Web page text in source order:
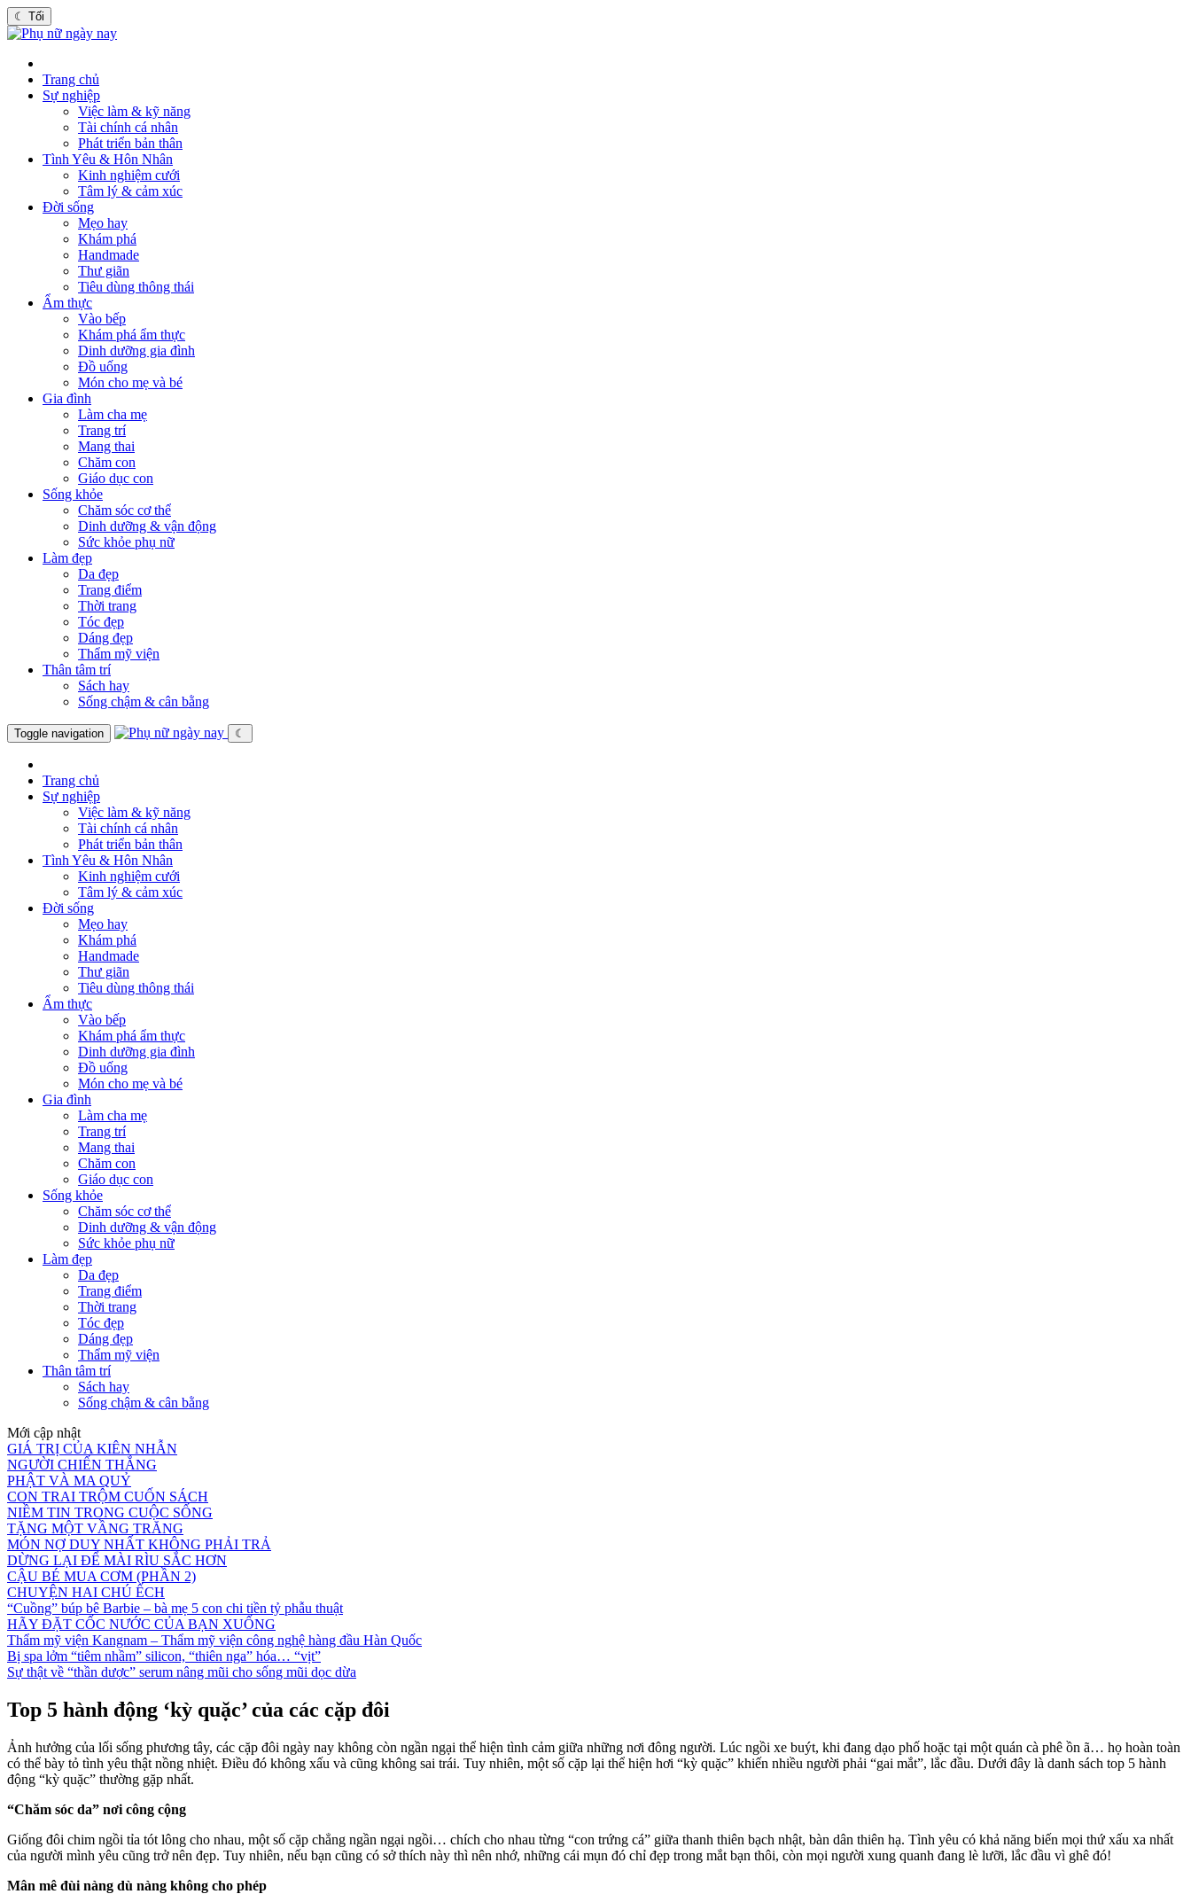
☾ Tối
Trang chủ
Sự nghiệp
Việc làm & kỹ năng
Tài chính cá nhân
Phát triển bản thân
Tình Yêu & Hôn Nhân
Kinh nghiệm cưới
Tâm lý & cảm xúc
Đời sống
Mẹo hay
Khám phá
Handmade
Thư giãn
Tiêu dùng thông thái
Ẩm thực
Vào bếp
Khám phá ẩm thực
Dinh dưỡng gia đình
Đồ uống
Món cho mẹ và bé
Gia đình
Làm cha mẹ
Trang trí
Mang thai
Chăm con
Giáo dục con
Sống khỏe
Chăm sóc cơ thể
Dinh dưỡng & vận động
Sức khỏe phụ nữ
Làm đẹp
Da đẹp
Trang điểm
Thời trang
Tóc đẹp
Dáng đẹp
Thẩm mỹ viện
Thân tâm trí
Sách hay
Sống chậm & cân bằng
Toggle navigation ☾
Trang chủ
Sự nghiệp
Việc làm & kỹ năng
Tài chính cá nhân
Phát triển bản thân
Tình Yêu & Hôn Nhân
Kinh nghiệm cưới
Tâm lý & cảm xúc
Đời sống
Mẹo hay
Khám phá
Handmade
Thư giãn
Tiêu dùng thông thái
Ẩm thực
Vào bếp
Khám phá ẩm thực
Dinh dưỡng gia đình
Đồ uống
Món cho mẹ và bé
Gia đình
Làm cha mẹ
Trang trí
Mang thai
Chăm con
Giáo dục con
Sống khỏe
Chăm sóc cơ thể
Dinh dưỡng & vận động
Sức khỏe phụ nữ
Làm đẹp
Da đẹp
Trang điểm
Thời trang
Tóc đẹp
Dáng đẹp
Thẩm mỹ viện
Thân tâm trí
Sách hay
Sống chậm & cân bằng
Mới cập nhật
GIÁ TRỊ CỦA KIÊN NHẪN
NGƯỜI CHIẾN THẮNG
PHẬT VÀ MA QUỶ
CON TRAI TRỘM CUỐN SÁCH
NIỀM TIN TRONG CUỘC SỐNG
TẶNG MỘT VẦNG TRĂNG
MÓN NỢ DUY NHẤT KHÔNG PHẢI TRẢ
DỪNG LẠI ĐỂ MÀI RÌU SẮC HƠN
CẬU BÉ MUA CƠM (PHẦN 2)
CHUYỆN HAI CHÚ ẾCH
“Cuồng” búp bê Barbie – bà mẹ 5 con chi tiền tỷ phẫu thuật
HÃY ĐẶT CỐC NƯỚC CỦA BẠN XUỐNG
Thẩm mỹ viện Kangnam – Thẩm mỹ viện công nghệ hàng đầu Hàn Quốc
Bị spa lởm “tiêm nhầm” silicon, “thiên nga” hóa… “vịt”
Sự thật về “thần dược” serum nâng mũi cho sống mũi dọc dừa
Top 5 hành động ‘kỳ quặc’ của các cặp đôi
Ảnh hưởng của lối sống phương tây, các cặp đôi ngày nay không còn ngần ngại thể hiện tình cảm giữa những nơi đông người. Lúc ngồi xe buýt, khi đang dạo phố hoặc tại một quán cà phê ồn ã… họ hoàn toàn
có thể bày tỏ tình yêu thật nồng nhiệt. Điều đó không xấu và cũng không sai trái. Tuy nhiên, một số cặp lại thể hiện hơi “kỳ quặc” khiến nhiều người phải “gai mắt”, lắc đầu. Dưới đây là danh sách top 5 hành
động “kỳ quặc” thường gặp nhất.
“Chăm sóc da” nơi công cộng
Giống đôi chim ngồi tỉa tót lông cho nhau, một số cặp chẳng ngần ngại ngồi… chích cho nhau từng “con trứng cá” giữa thanh thiên bạch nhật, bàn dân thiên hạ. Tình yêu có khả năng biến mọi thứ xấu xa nhất
của người mình yêu cũng trở nên đẹp. Tuy nhiên, nếu bạn cũng có sở thích này thì nên nhớ, những cái mụn đó chỉ đẹp trong mắt bạn thôi, còn mọi người xung quanh đang lè lưỡi, lắc đầu vì ghê đó!
Mân mê đùi nàng dù nàng không cho phép